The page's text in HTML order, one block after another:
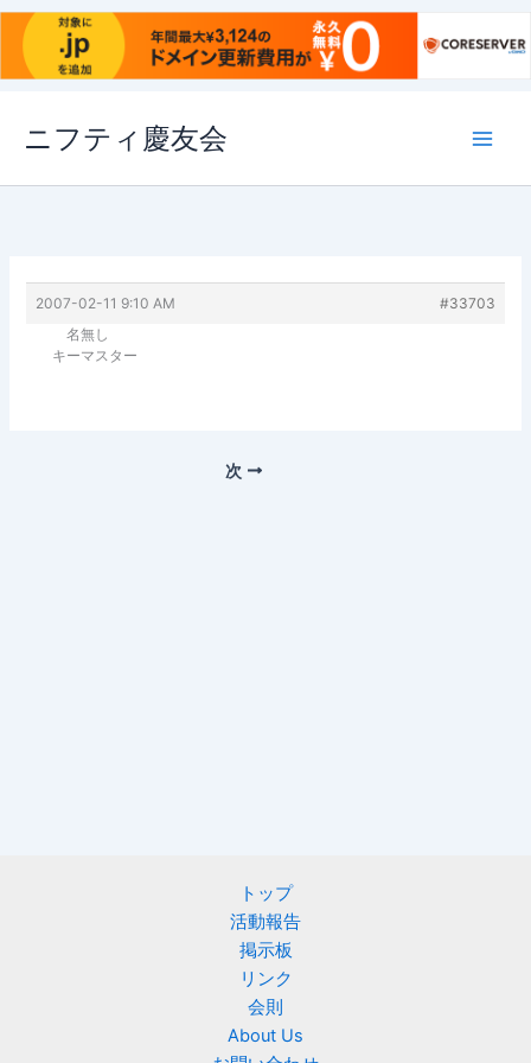
ス
ニフティ慶友会
2007-02-11 9:10 AM
#33703
名無し
キーマスター
次
トップ
活動報告
掲示板
リンク
会則
About Us